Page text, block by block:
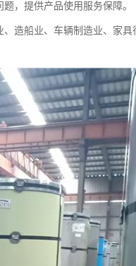
，提供产品使用服务保障。
造船业、车辆制造业、家